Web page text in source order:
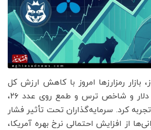
بازار رمزارزها امروز با کاهش ارزش کل
بازار به ۲.۳۱ تریلیون دلار و شاخص ترس و طمع روی عدد ۲۶،
کرد. سرمایه‌گذاران تحت تأثیر فشار
از افزایش احتمالی نرخ بهره آمریکا،